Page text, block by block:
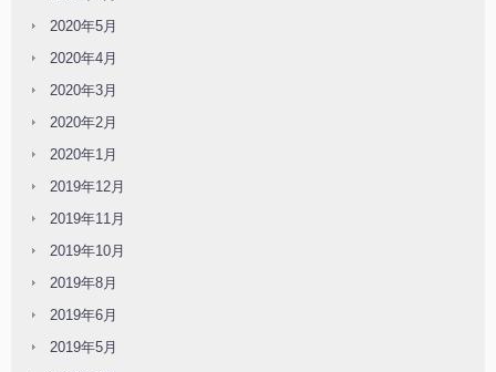
2020年5月
2020年4月
2020年3月
2020年2月
2020年1月
2019年12月
2019年11月
2019年10月
2019年8月
2019年6月
2019年5月